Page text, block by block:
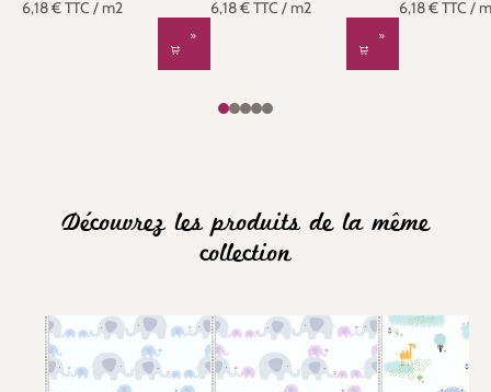
6,18 €TTC / m2 6,18 €TTC / m2 6,18 €TTC /
Découvrez les produits de la même
collection